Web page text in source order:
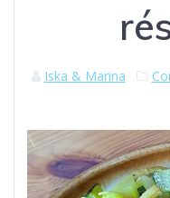
Iska & Marina